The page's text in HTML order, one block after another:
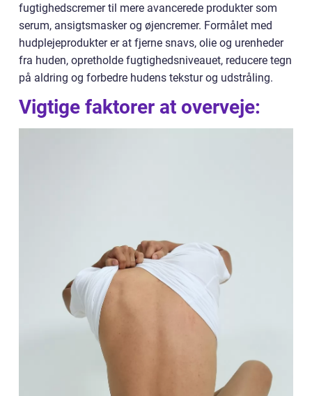
fugtighedscremer til mere avancerede produkter som
serum, ansigtsmasker og øjencremer. Formålet med
hudplejeprodukter er at fjerne snavs, olie og urenheder
fra huden, opretholde fugtighedsniveauet, reducere tegn
på aldring og forbedre hudens tekstur og udstråling.
Vigtige faktorer at overveje: